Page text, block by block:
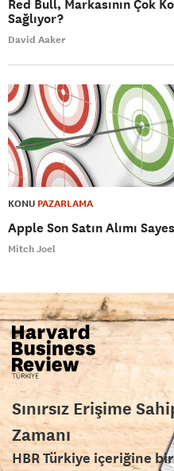
Red Bull, Markasının Çok
Sağlıyor?
David Aaker
KONU PAZARLAMA
Apple Son Satın Alımı
Mitch Joel
Sınırsız Erişime
Zamanı
HBR Türkiye içeriğine